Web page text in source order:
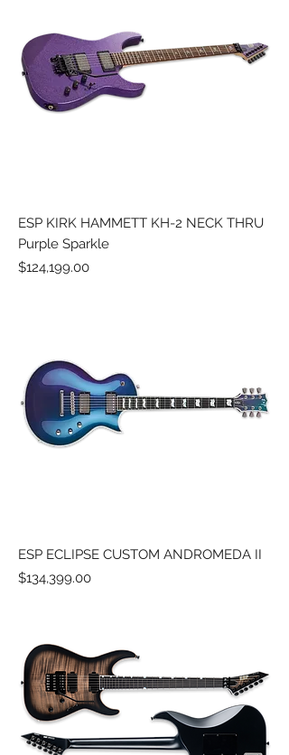
ESP KIRK HAMMETT KH-2 NECK THRU
Purple Sparkle
Precio
$124,199.00
ESP ECLIPSE CUSTOM ANDROMEDA II
Precio
$134,399.00